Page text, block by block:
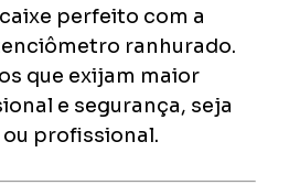
perfeito com a
ranhurado.
que exijam maior
e segurança, seja
profissional.